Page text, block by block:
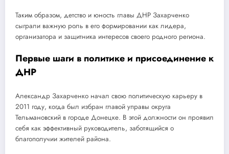
Таким образом, детство и юность главы ДНР Захарченко
сыграли важную роль в его формировании как лидера,
организатора и защитника интересов своего родного региона.
Первые шаги в политике и присоединение к
ДНР
Александр Захарченко начал свою политическую карьеру в
2011 году, когда был избран главой управы округа
Тельмановский в городе Донецке. В этой должности он проявил
себя как эффективный руководитель, заботящийся о
благополучии жителей района.